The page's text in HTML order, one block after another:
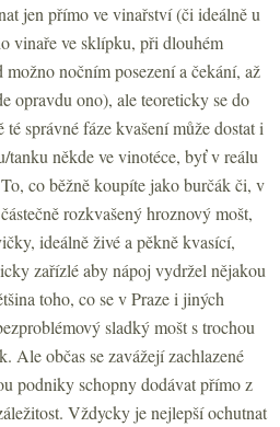
jen přímo ve vinařství (či ideálně u
vinaře ve sklípku, při dlouhém
možno nočním posezení a čekání, až
opravdu ono), ale teoreticky se do
té správné fáze kvašení může dostat i
tanku někde ve vinotéce, byť v reálu
co běžně koupíte jako burčák či, v
rozkvašený hroznový mošt,
ideálně živé a pěkně kvasící,
zařízlé aby nápoj vydržel nějakou
toho, co se v Praze i jiných
sladký mošt s trochou
Ale občas se zavážejí zachlazené
podniky schopny dodávat přímo z
Vždycky je nejlepší ochutnat